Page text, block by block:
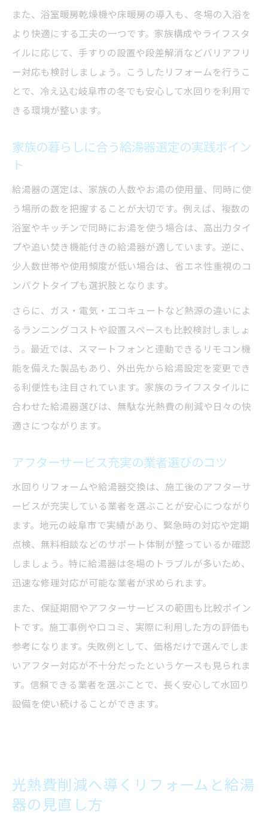
また、浴室暖房乾燥機や床暖房の導入も、冬場の入浴を
より快適にする工夫の一つです。家族構成やライフスタ
イルに応じて、手すりの設置や段差解消などバリアフリ
ー対応も検討しましょう。こうしたリフォームを行うこ
とで、冷え込む岐阜市の冬でも安心して水回りを利用で
きる環境が整います。
家族の暮らしに合う給湯器選定の実践ポイン
ト
給湯器の選定は、家族の人数やお湯の使用量、同時に使
う場所の数を把握することが大切です。例えば、複数の
浴室やキッチンで同時にお湯を使う場合は、高出力タイ
プや追い焚き機能付きの給湯器が適しています。逆に、
少人数世帯や使用頻度が低い場合は、省エネ性重視のコ
ンパクトタイプも選択肢となります。
さらに、ガス・電気・エコキュートなど熱源の違いによ
るランニングコストや設置スペースも比較検討しましょ
う。最近では、スマートフォンと連動できるリモコン機
能を備えた製品もあり、外出先から給湯設定を変更でき
る利便性も注目されています。家族のライフスタイルに
合わせた給湯器選びは、無駄な光熱費の削減や日々の快
適さにつながります。
アフターサービス充実の業者選びのコツ
水回りリフォームや給湯器交換は、施工後のアフターサ
ービスが充実している業者を選ぶことが安心につながり
ます。地元の岐阜市で実績があり、緊急時の対応や定期
点検、無料相談などのサポート体制が整っているか確認
しましょう。特に給湯器は冬場のトラブルが多いため、
迅速な修理対応が可能な業者が求められます。
また、保証期間やアフターサービスの範囲も比較ポイン
トです。施工事例や口コミ、実際に利用した方の評価も
参考になります。失敗例として、価格だけで選んでしま
いアフター対応が不十分だったというケースも見られま
す。信頼できる業者を選ぶことで、長く安心して水回り
設備を使い続けることができます。
光熱費削減へ導くリフォームと給湯
器の見直し方